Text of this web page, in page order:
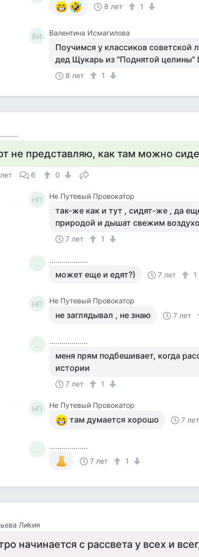
8 лет
1
ВИ Валентина Исмагилова
Поучимся у классиков советской
дед Щукарь из "Поднятой целины"
8 лет 1
не представляю, как там можно
6 0
НП Не Путевый Провокатор
так-же как и тут , сидят-же , да
природой и дышат свежим
7 лет 1
.. ...................
может еще и едят?) 7 лет 1
НП Не Путевый Провокатор
не заглядывал , не знаю 7 лет
.. ...................
меня прям подбешивает, когда
истории
7 лет 1
НП Не Путевый Провокатор
там думается хорошо 7 лет
..
...................
7 лет
1
Лиkия
начинается с рассвета у всех и